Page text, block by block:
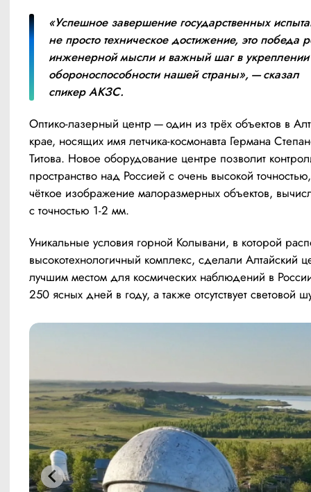
«Успешное завершение государственных
не просто техническое достижение, это победа
инженерной мысли и важный шаг в укреплении
обороноспособности нашей страны», — сказал
спикер АКЗС.
Оптико-лазерный центр — один из трёх объектов в
крае, носящих имя летчика-космонавта Германа
Титова. Новое оборудование центре позволит
пространство над Россией с очень высокой
чёткое изображение малоразмерных объектов,
с точностью 1-2 мм.
Уникальные условия горной Колывани, в которой
высокотехнологичный комплекс, сделали Алтайский
лучшим местом для космических наблюдений в
250 ясных дней в году, а также отсутствует световой